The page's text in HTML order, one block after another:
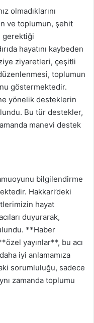
olmadıklarını
ve toplumun, şehit
gerektiği
hayatını kaybeden
ziyaretleri, çeşitli
toplumun
göstermektedir.
yönelik desteklerin
Bu tür destekler,
manevi destek
bilgilendirme
Hakkari’deki
hayat
duyurarak,
**Haber
yayınlar**, bu acı
iyi anlamamıza
sorumluluğu, sadece
zamanda toplumu